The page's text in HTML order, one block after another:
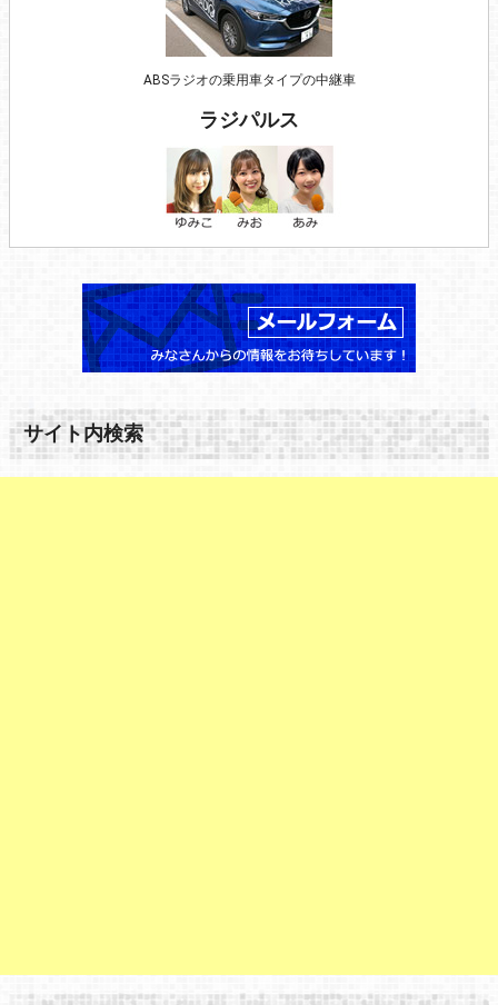
ABSラジオの乗用車タイプの中継車
ラジパルス
サイト内検索